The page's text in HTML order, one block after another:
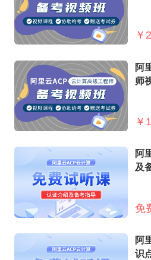
￥
阿
师
￥
阿
及
免
阿
识